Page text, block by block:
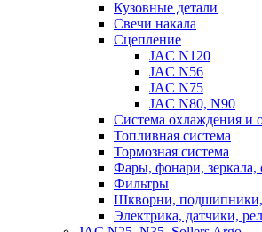
Кузовные детали
Свечи накала
Сцепление
JAC N120
JAC N56
JAC N75
JAC N80, N90
Система охлаждения и
Топливная система
Тормозная система
Фары, фонари, зеркала,
Фильтры
Шкворни, подшипники,
Электрика, датчики,